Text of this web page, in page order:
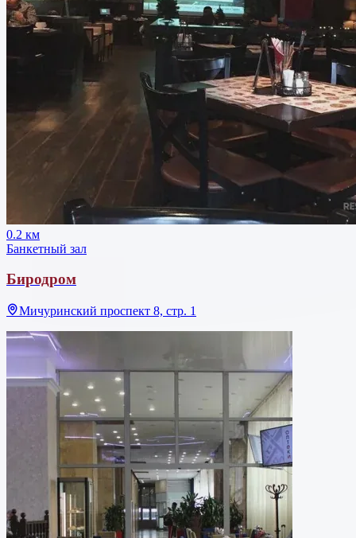
0.2 км
Банкетный зал
Биродром
Мичуринский проспект 8, стр. 1